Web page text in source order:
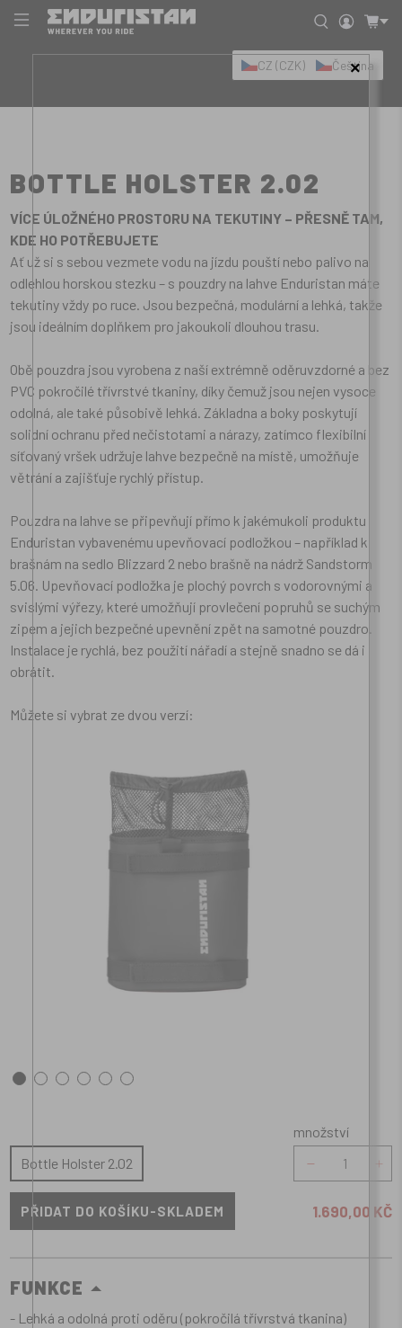
Bottle Holster 2.02
množství
množství
1.690,00 KČ
BOTTLE HOLSTER 2.02
VÍCE ÚLOŽNÉHO PROSTORU NA TEKUTINY – PŘESNĚ TAM,
KDE HO POTŘEBUJETE
Ať už si s sebou vezmete vodu na jízdu pouští nebo palivo na
odlehlou horskou stezku – s pouzdry na lahve Enduristan máte
tekutiny vždy po ruce. Jsou bezpečná, modulární a lehká, takže
jsou ideálním doplňkem pro jakoukoli dlouhou trasu.
Obě pouzdra jsou vyrobena z naší extrémně oděruvzdorné a bez
PVC pokročilé třívrstvé tkaniny, díky čemuž jsou nejen vysoce
odolná, ale také působivě lehká. Základna a boky poskytují
solidní ochranu před nečistotami a nárazy, zatímco flexibilní
síťovaný vršek udržuje lahve bezpečně na místě, umožňuje
větrání a zajišťuje rychlý přístup.
Pouzdra na lahve se připevňují přímo k jakémukoli produktu
Enduristan vybavenému upevňovací podložkou – například k
brašnám na sedlo Blizzard 2 nebo brašně na nádrž Sandstorm
5.06. Upevňovací podložka je plochý povrch s vodorovnými a
svislými výřezy, které umožňují provlečení popruhů se suchým
zipem a jejich bezpečné upevnění zpět na samotné pouzdro.
Instalace je rychlá, bez použití nářadí a stejně snadno se dá i
obrátit.
Můžete si vybrat ze dvou verzí:
FUNKCE
- Lehká a odolná proti oděru (pokročilá třívrstvá tkanina)
CZ (CZK) Čeština
×